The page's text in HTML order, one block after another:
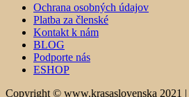
Ochrana osobných údajov
Platba za členské
Kontakt k nám
BLOG
Podporte nás
ESHOP
Copyright © www.krasaslovenska 2021 |